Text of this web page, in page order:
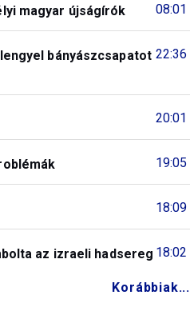
08:01
magyar újságírók
22:36
bányászcsapatot
20:01
19:05
18:09
18:02
az izraeli hadsereg
Korábbiak...